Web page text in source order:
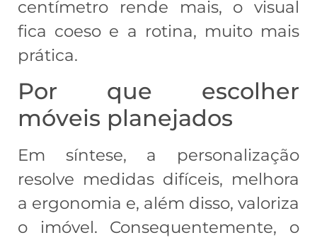
centímetro rende mais, o visual
fica coeso e a rotina, muito mais
prática.
Por que escolher
móveis planejados
Em síntese, a personalização
resolve medidas difíceis, melhora
a ergonomia e, além disso, valoriza
o imóvel. Consequentemente, o